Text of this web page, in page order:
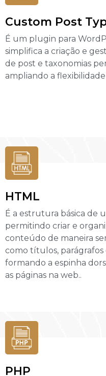
Custom Post
É um plugin para
simplifica a criação e
de post e taxonomias
ampliando a flexibilidade
HTML
É a estrutura básica de
permitindo criar e
conteúdo de maneira
como títulos, parágrafos
formando a espinha
as páginas na web..
PHP